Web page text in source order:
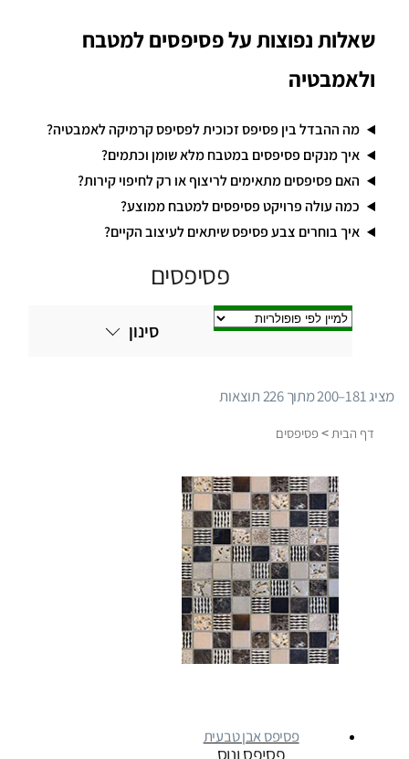
שאלות נפוצות על פסיפסים למטבח
ולאמבטיה
מה ההבדל בין פסיפס זכוכית לפסיפס קרמיקה לאמבטיה?
איך מנקים פסיפסים במטבח מלא שומן וכתמים?
האם פסיפסים מתאימים לריצוף או רק לחיפוי קירות?
כמה עולה פרויקט פסיפסים למטבח ממוצע?
איך בוחרים צבע פסיפס שיתאים לעיצוב הקיים?
פסיפסים
סינון
מציג 181–200 מתוך 226 תוצאות
ממוין
דף הבית>פסיפסים
פסיפס אבן טבעית